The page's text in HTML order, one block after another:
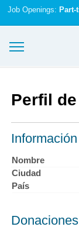
Job Openings: Part-
Registrarse
Iniciar sesión
Contáctenos
Perfil
Nombre
Ciudad
País
Donaciones